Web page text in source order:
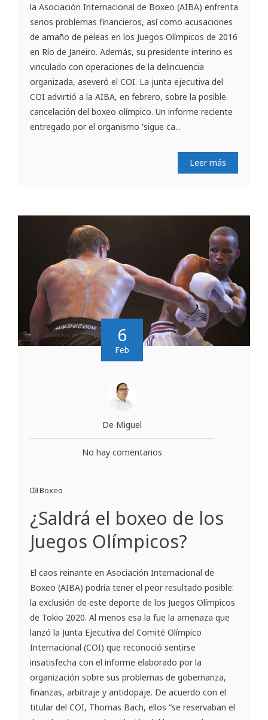
la Asociación Internacional de Boxeo (AIBA) enfrenta
serios problemas financieros, así como acusaciones
de amaño de peleas en los Juegos Olímpicos de 2016
en Río de Janeiro. Además, su presidente interino es
vinculado con operaciones de la delincuencia
organizada, aseveró el COI. La junta ejecutiva del
COI advirtió a la AIBA, en febrero, sobre la posible
cancelación del boxeo olímpico. Un informe reciente
entregado por el organismo 'sigue ca...
Leer más
6
Feb
De Miguel
No hay comentarios
Boxeo
¿Saldrá el boxeo de los
Juegos Olímpicos?
El caos reinante en Asociación Internacional de
Boxeo (AIBA) podría tener el peor resultado posible:
la exclusión de este deporte de los Juegos Olímpicos
de Tokio 2020. Al menos esa la fue la amenaza que
lanzó la Junta Ejecutiva del Comité Olímpico
Internacional (COI) que reconoció sentirse
insatisfecha con el informe elaborado por la
organización sobre sus problemas de gobernanza,
finanzas, arbitraje y antidopaje. De acuerdo con el
titular del COI, Thomas Bach, ellos “se reservaban el